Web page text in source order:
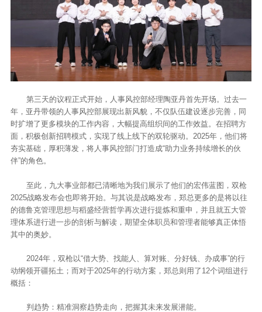
第三天的议程正式开始，人事风控部经理陶亚丹首先开场。过去一
年，亚丹带领的人事风控部展现出新风貌，不仅队伍建设逐步完善，同
时扩增了更多模块的工作内容，大幅提高组织间的工作效益。在招聘方
面，积极创新招聘模式，实现了线上线下的双轮驱动。2025年，他们将
夯实基础，厚积薄发，将人事风控部门打造成“助力业务持续增长的伙
伴”的角色。
至此，九大事业部都已清晰地为我们展示了他们的宏伟蓝图，双枪
2025战略发布会也即将开始。与其说是战略发布，郑总更多的是将以往
的德鲁克管理思想与稻盛经营哲学再次进行提炼和重申，并且就五大管
理体系进行进一步的剖析与解读，期望全体职员和管理者能够真正体悟
其中的奥妙。
2024年，双枪以“借大势、找能人、算对账、分好钱、办成事”的行
动纲领开疆拓土；而对于2025年的行动方案，郑总则用了12个词组进行
概括：
判趋势：精准洞察趋势走向，把握其未来发展潜能。